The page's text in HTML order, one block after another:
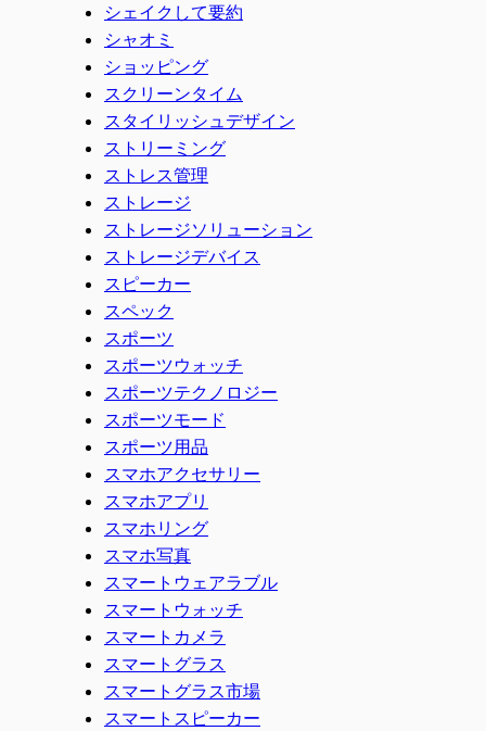
シェイクして要約
シャオミ
ショッピング
スクリーンタイム
スタイリッシュデザイン
ストリーミング
ストレス管理
ストレージ
ストレージソリューション
ストレージデバイス
スピーカー
スペック
スポーツ
スポーツウォッチ
スポーツテクノロジー
スポーツモード
スポーツ用品
スマホアクセサリー
スマホアプリ
スマホリング
スマホ写真
スマートウェアラブル
スマートウォッチ
スマートカメラ
スマートグラス
スマートグラス市場
スマートスピーカー